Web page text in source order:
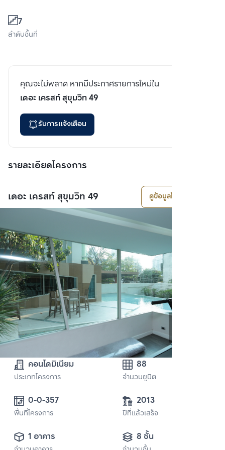
7
ลำดับชั้นที่
คุณจะไม่พลาด หากมีประกาศรายการใหม่ใน
เดอะ เครสท์ สุขุมวิท 49
รับการแจ้งเตือน
รายละเอียดโครงการ
เดอะ เครสท์ สุขุมวิท 49 ดูข้อมูลโครงการ
คอนโดมิเนียม
ประเภทโครงการ
88
จำนวนยูนิต
0-0-357
พื้นที่โครงการ
2013
ปีที่แล้วเสร็จ
1 อาคาร 8 ชั้น